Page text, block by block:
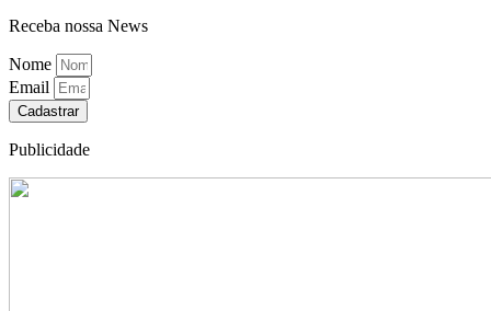
Receba nossa News
Nome
Email
Cadastrar
Publicidade